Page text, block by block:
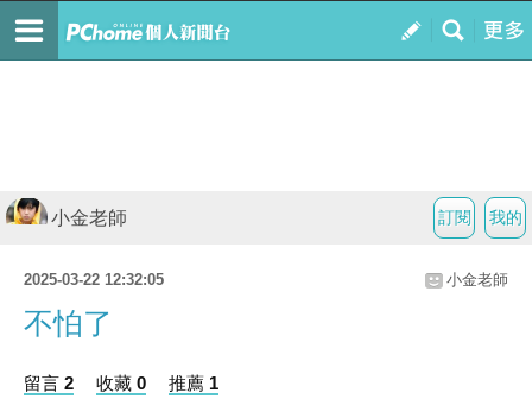
我的
訂閱
小金老師
2025-03-22 12:32:05 小金老師
不怕了
留言 2 收藏 0 推薦 1